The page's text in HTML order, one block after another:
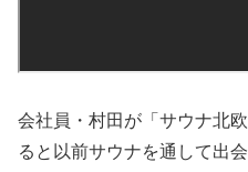
会社員・村田が「サウナ北
ると以前サウナを通して出